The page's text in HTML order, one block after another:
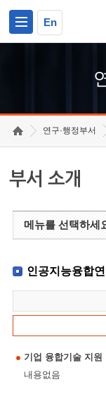
En
연구·행정부서
부서 소개
메뉴를 선택하세
인공지능융합
기업 융합기술 지원
내용없음